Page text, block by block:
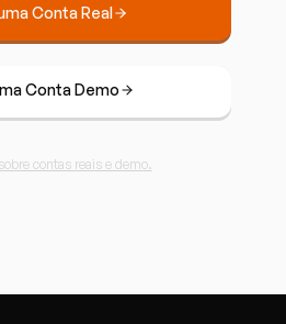
Conta Real
Conta Demo
contas reais e demo.